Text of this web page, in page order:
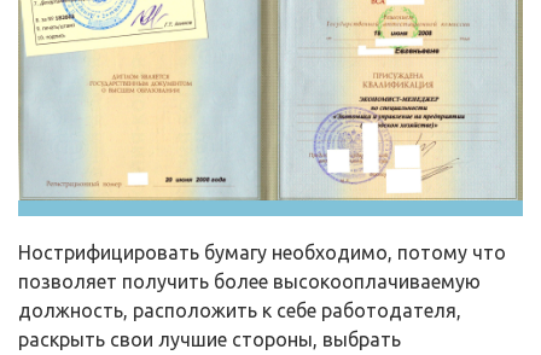
Нострифицировать бумагу необходимо, потому что
позволяет получить более высокооплачиваемую
должность, расположить к себе работодателя,
раскрыть свои лучшие стороны, выбрать